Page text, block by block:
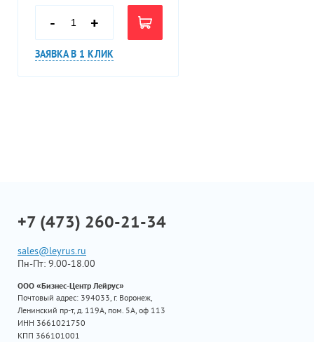
- +
ЗАЯВКА В 1 КЛИК
+7 (473) 260-21-34
sales@leyrus.ru
Пн-Пт: 9.00-18.00
ООО «Бизнес-Центр Лейрус»
Почтовый адрес: 394033, г. Воронеж,
Ленинский пр-т, д. 119А, пом. 5А, оф 113
ИНН 3661021750
КПП 366101001